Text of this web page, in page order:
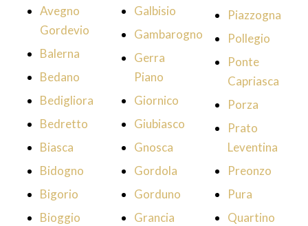
Avegno
Gordevio
Balerna
Bedano
Bedigliora
Bedretto
Biasca
Bidogno
Bigorio
Bioggio
Galbisio
Gambarogno
Gerra
Piano
Giornico
Giubiasco
Gnosca
Gordola
Gorduno
Grancia
Piazzogna
Pollegio
Ponte
Capriasca
Porza
Prato
Leventina
Preonzo
Pura
Quartino